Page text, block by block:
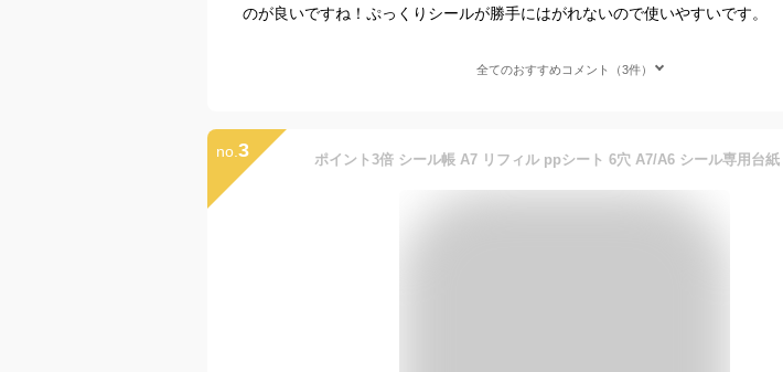
のが良いですね！ぷっくりシールが勝手にはがれないので使いやすいです。
全てのおすすめコメント（3件）
no. 3